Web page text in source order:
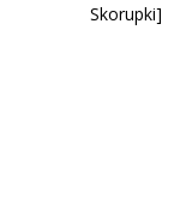
Skorupki]